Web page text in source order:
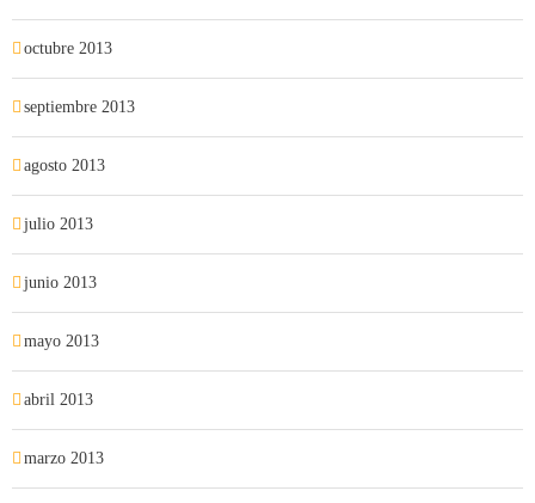
octubre 2013
septiembre 2013
agosto 2013
julio 2013
junio 2013
mayo 2013
abril 2013
marzo 2013